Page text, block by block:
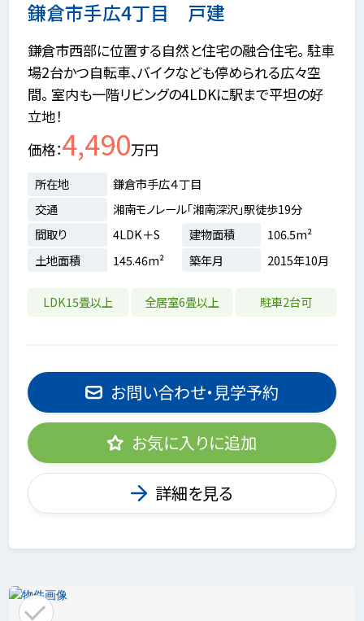
鎌倉市手広4丁目 戸建
鎌倉市西部に位置する自然と住宅の融合住宅。 駐車
場2台かつ自転車、バイクなども停められる広々空
間。 室内も一階リビングの4LDKに駅まで平坦の好
立地！
価格 4,490万円
所在地
鎌倉市手広４丁目
交通
湘南モノレール「湘南深沢」駅徒歩19分
間取り
4LDK＋S 建物面積
106.5m²
土地面積
145.46m² 築年月 2015年10月
LDK15畳以上 全居室6畳以上 駐車2台可
お問い合わせ・見学予約
お気に入りに追加
詳細を見る